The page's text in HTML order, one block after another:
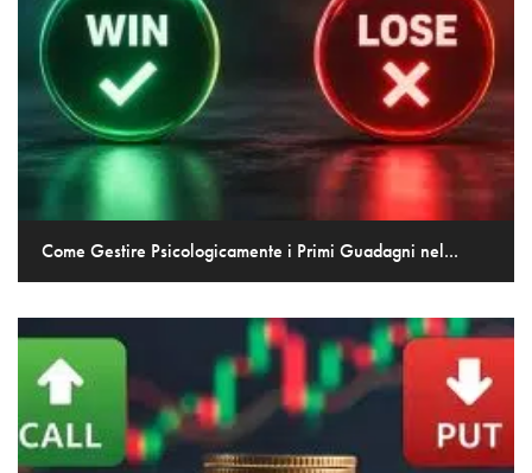
Come Gestire Psicologicamente i Primi Guadagni nel...